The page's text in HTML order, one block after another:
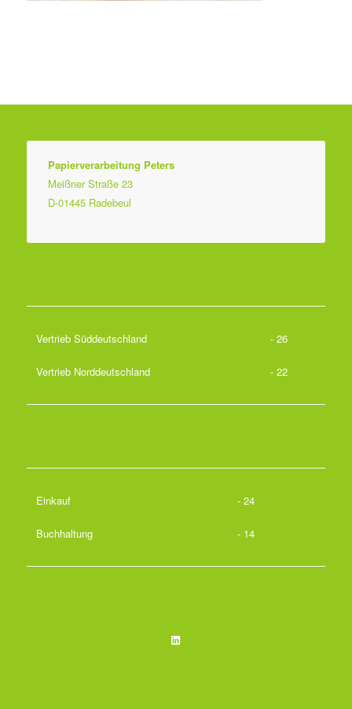
Papierverarbeitung Peters
Meißner Straße 23
D-01445 Radebeul
Vertrieb Süddeutschland - 26
Vertrieb Norddeutschland - 22
Einkauf - 24
Buchhaltung - 14
LinkedIn